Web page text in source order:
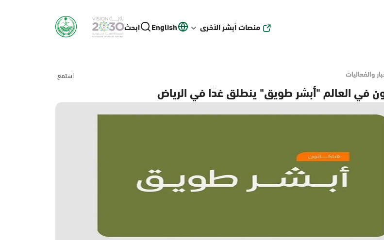
منصات أبشر الأخرى English ابحث
والفعاليات استمع
في العالم "أبشر طويق" ينطلق غدًا في الرياض